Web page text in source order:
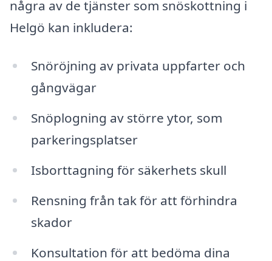
några av de tjänster som snöskottning i
Helgö kan inkludera:
Snöröjning av privata uppfarter och
gångvägar
Snöplogning av större ytor, som
parkeringsplatser
Isborttagning för säkerhets skull
Rensning från tak för att förhindra
skador
Konsultation för att bedöma dina